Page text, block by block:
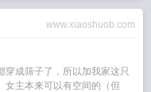
www.xiaoshuob.com
穿成筛子了，所以加我家这只
女主本来可以有空间的（但